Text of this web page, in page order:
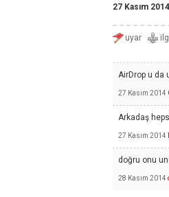
27 Kasım 2014
AirDrop u da
27 Kasım 2014
Arkadaş
27 Kasım 2014
doğru onu
28 Kasım 2014